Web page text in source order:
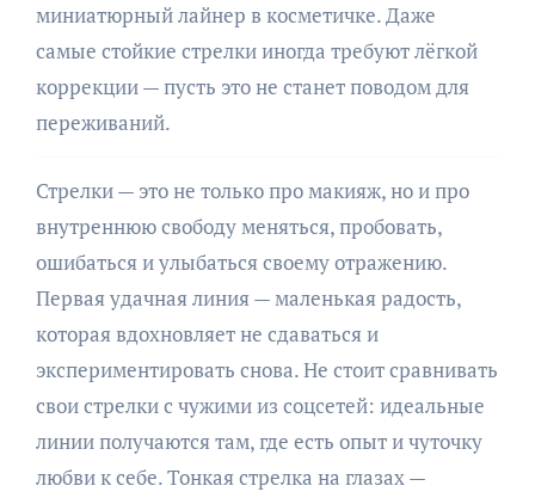
миниатюрный лайнер в косметичке. Даже
самые стойкие стрелки иногда требуют лёгкой
коррекции — пусть это не станет поводом для
переживаний.
Стрелки — это не только про макияж, но и про
внутреннюю свободу меняться, пробовать,
ошибаться и улыбаться своему отражению.
Первая удачная линия — маленькая радость,
которая вдохновляет не сдаваться и
экспериментировать снова. Не стоит сравнивать
свои стрелки с чужими из соцсетей: идеальные
линии получаются там, где есть опыт и чуточку
любви к себе. Тонкая стрелка на глазах —